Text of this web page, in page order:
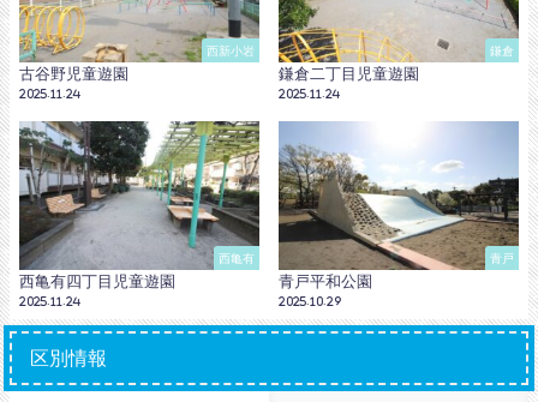
西新小岩
古谷野児童遊園
2025.11.24
鎌倉
鎌倉二丁目児童遊園
2025.11.24
西亀有
西亀有四丁目児童遊園
2025.11.24
青戸
青戸平和公園
2025.10.29
区別情報